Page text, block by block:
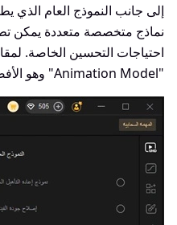
إلى جانب النموذج العام
نماذج متخصصة متعددة يمكن
احتياجات التحسين الخاصة.
"Animation Model" وهو الأفضل.